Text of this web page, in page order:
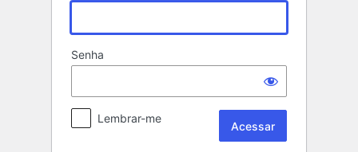
Senha
Lembrar-me